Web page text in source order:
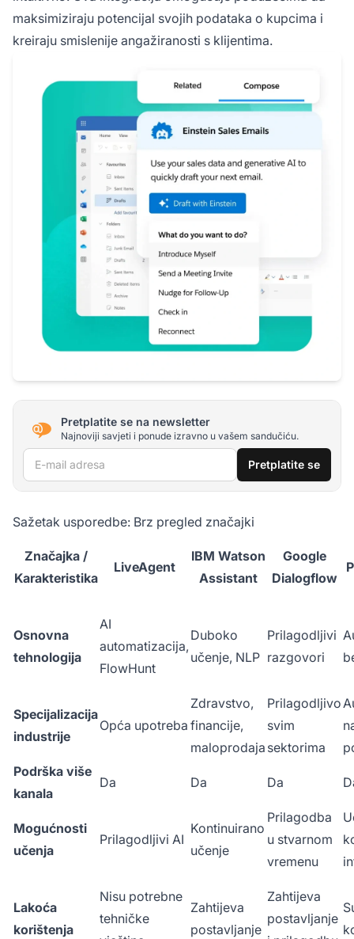
maksimiziraju potencijal svojih podataka o kupcima i
kreiraju smislenije angažiranosti s klijentima.
Pretplatite se na newsletter
Najnoviji savjeti i ponude izravno u vašem sandučiću.
E-mail adresa Pretplatite se
Sažetak usporedbe: Brz pregled značajki
Značajka /
Karakteristika
LiveAgent
IBM Watson
Assistant
Google
Dialogflow
Osnovna
tehnologija
AI
automatizacija,
FlowHunt
Duboko
učenje, NLP
Prilagodljivi
razgovori
Specijalizacija
industrije
Opća upotreba
Zdravstvo,
financije,
maloprodaja
Prilagodljivo
svim
sektorima
Podrška više
kanala
Da Da Da
Mogućnosti
učenja
Prilagodljivi AI
Kontinuirano
učenje
Prilagodba
u stvarnom
vremenu
Lakoća
korištenja
Nisu potrebne
tehničke
Zahtijeva
postavljanje
Zahtijeva
postavljanje